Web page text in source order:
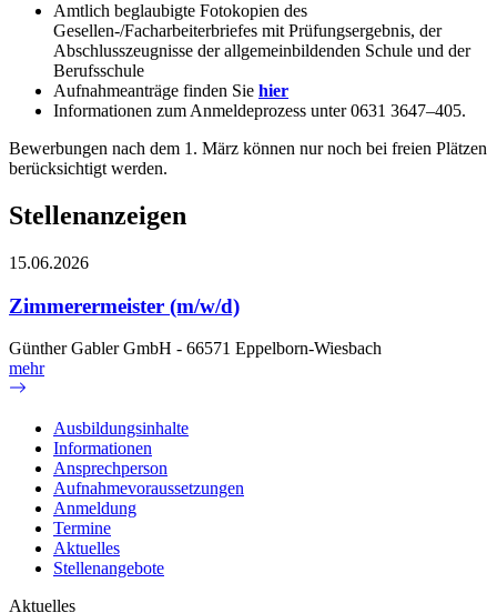
Amtlich beglaubigte Fotokopien des
Gesellen-/Facharbeiterbriefes mit Prüfungsergebnis, der
Abschlusszeugnisse derallgemeinbildenden Schule und der
Berufsschule
Aufnahmeanträge finden Sie hier
Informationen zum Anmeldeprozess unter 0631 3647–405.
Bewerbungen nach dem 1. März können nur noch bei freien Plätzen
berücksichtigt werden.
Stellenanzeigen
15.06.2026
Zimmerermeister (m/w/d)
Günther Gabler GmbH - 66571 Eppelborn-Wiesbach
mehr
Ausbildungsinhalte
Informationen
Ansprechperson
Aufnahmevoraussetzungen
Anmeldung
Termine
Aktuelles
Stellenangebote
Aktuelles